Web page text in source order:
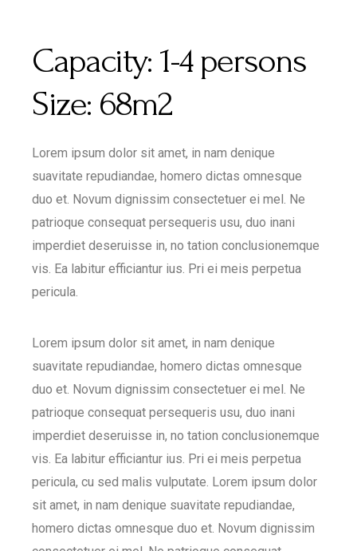
Capacity: 1-4 persons
Size: 68m2
Lorem ipsum dolor sit amet, in nam denique
suavitate repudiandae, homero dictas omnesque
duo et. Novum dignissim consectetuer ei mel. Ne
patrioque consequat persequeris usu, duo inani
imperdiet deseruisse in, no tation conclusionemque
vis. Ea labitur efficiantur ius. Pri ei meis perpetua
pericula.
Lorem ipsum dolor sit amet, in nam denique
suavitate repudiandae, homero dictas omnesque
duo et. Novum dignissim consectetuer ei mel. Ne
patrioque consequat persequeris usu, duo inani
imperdiet deseruisse in, no tation conclusionemque
vis. Ea labitur efficiantur ius. Pri ei meis perpetua
pericula, cu sed malis vulputate. Lorem ipsum dolor
sit amet, in nam denique suavitate repudiandae,
homero dictas omnesque duo et. Novum dignissim